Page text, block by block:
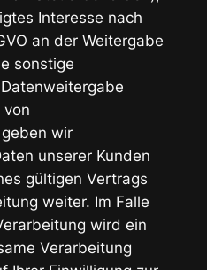
Interesse nach
an der Weitergabe
sonstige
von
wir
unserer Kunden
gültigen Vertrags
weiter. Im Falle
wird ein
Verarbeitung